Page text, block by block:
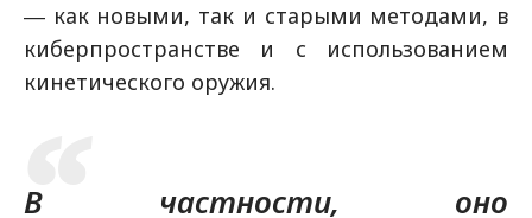
― как новыми, так и старыми методами, в
киберпространстве и с использованием
кинетического оружия.
В частности, оно